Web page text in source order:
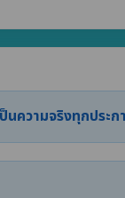
นความจริงทุกปร